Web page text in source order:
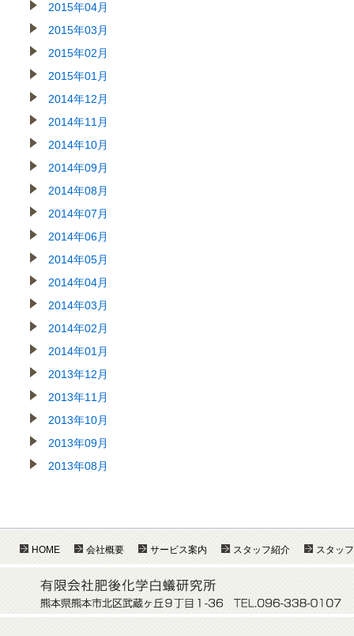
2015年04月
2015年03月
2015年02月
2015年01月
2014年12月
2014年11月
2014年10月
2014年09月
2014年08月
2014年07月
2014年06月
2014年05月
2014年04月
2014年03月
2014年02月
2014年01月
2013年12月
2013年11月
2013年10月
2013年09月
2013年08月
HOME 会社概要 サービス案内 スタッフ紹介 スタッ